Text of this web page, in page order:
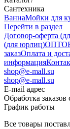
Сантехника
ВаннаМойки для
Перейти в раздел
Договор-оферта
(для юрлиц)
заказОплата и
информация
shop@e-mall.su
shop@e-mall.su
E-mail адрес
Обработка
График работы
Все товары